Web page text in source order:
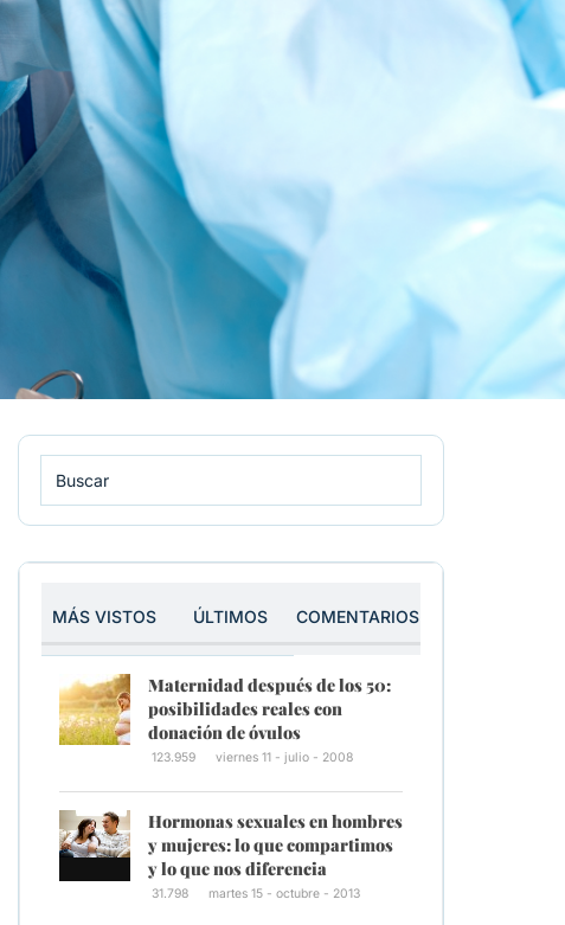
MÁS VISTOS ÚLTIMOS COMENTARIOS
Maternidad después de los 50:
posibilidades reales con
donación de óvulos
123.959 viernes 11 - julio - 2008
Hormonas sexuales en hombres
y mujeres: lo que compartimos
y lo que nos diferencia
31.798 martes 15 - octubre - 2013